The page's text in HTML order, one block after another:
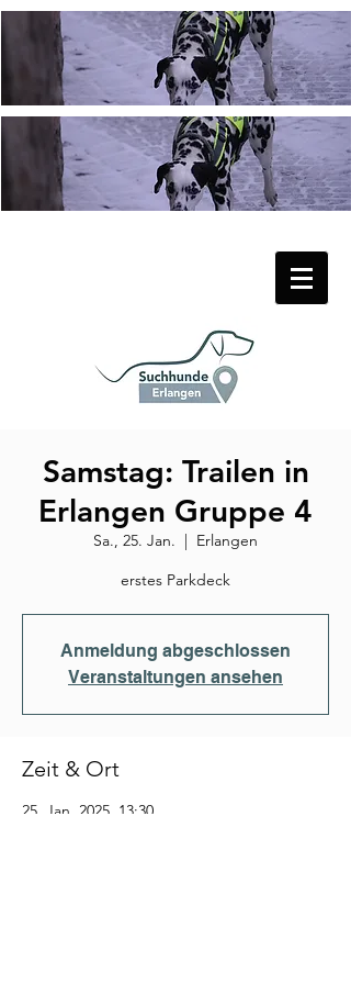
Samstag: Trailen in
Erlangen Gruppe 4
Sa., 25. Jan.
  |
Erlangen
erstes Parkdeck
Anmeldung abgeschlossen
Veranstaltungen ansehen
Zeit & Ort
25. Jan. 2025, 13:30